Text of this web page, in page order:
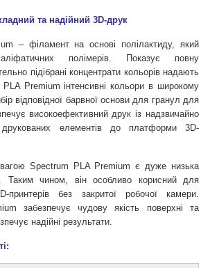
та надійний 3D-друк
– філамент на основі полілактиду, який
полімерів. Показує повну
підібрані концентрати кольорів надають
Premium інтенсивні кольори в широкому
відповідної барвної основи для гранул для
високоефективний друк із надзвичайно
елементів до платформи 3D-
Spectrum PLA Premium є дуже низька
Таким чином, він особливо корисний для
принтерів без закритої робочої камери.
забезпечує чудову якість поверхні та
надійні результати.